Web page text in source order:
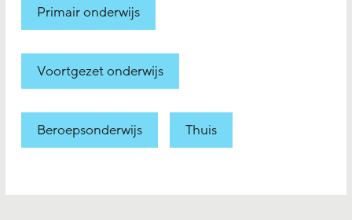
Primair onderwijs
Voortgezet onderwijs
Beroepsonderwijs Thuis